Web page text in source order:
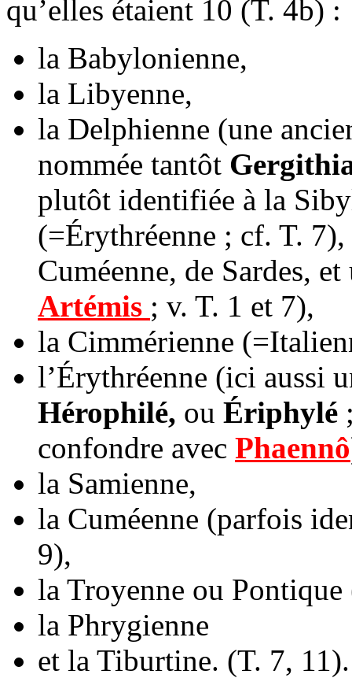
qu’elles étaient 10 (T. 4b) :
la Babylonienne,
la Libyenne,
la Delphienne (une
nommée tantôt
plutôt identifiée à la
(=Érythréenne ; cf. T.
Cuméenne, de Sardes,
Artémis ; v. T. 1 et 7),
la Cimmérienne
l’Érythréenne (ici aussi
Hérophilé, ou Ériphylé
confondre avec Phaennô
la Samienne,
la Cuméenne (parfois
9),
la Troyenne ou
la Phrygienne
et la Tiburtine. (T. 7, 11).